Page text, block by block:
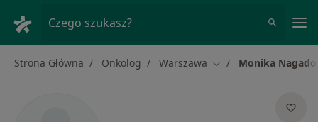
Czego szukasz?
Strona Główna Onkolog Warszawa Zmień miasto
Monika